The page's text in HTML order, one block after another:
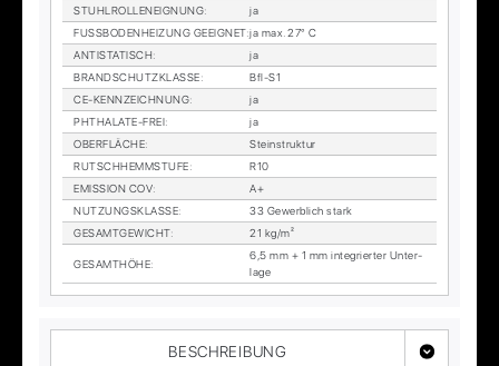
STUHL­ROL­LEN­EIG­NUNG:
ja
FUSS­BO­DEN­HEI­ZUNG GE­EIG­NET:ja max. 27° C
AN­TI­STA­TISCH:
ja
BRAND­SCHUTZ­KLAS­SE:
Bfl-S1
CE-KENN­ZEICH­NUNG:
ja
PHTHA­LA­TE-FREI:
ja
OBER­FLÄ­CHE:
Stein­struk­tur
RUTSCH­HEMM­STU­FE:
R10
EMIS­SI­ON COV:
A+
NUT­ZUNGS­KLAS­SE:
33 Ge­werb­lich stark
GE­SAMT­GE­WICHT: 21 kg/m²
GE­SAMT­HÖ­HE:
6,5 mm + 1 mm in­te­grier­ter Un­ter­
la­ge
BESCHREIBUNG